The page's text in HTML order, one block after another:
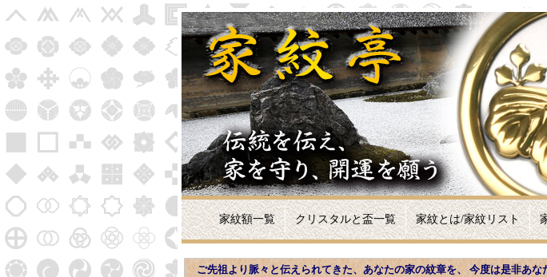
家紋額一覧 クリスタルと盃一覧 家紋とは/家紋リスト
ご先祖より脈々と伝えられてきた、あなたの家の紋章を、 今度は是非あ